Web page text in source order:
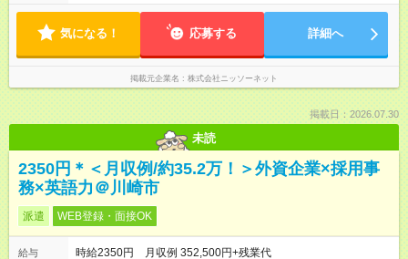
気になる！ 応募する 詳細へ
掲載元企業名 株式会社ニッソーネット
掲載日：2026.07.30
未読
2350円＊＜月収例/約35.2万！＞外資企業×採用事
務×英語力＠川崎市
派遣 WEB登録・面接OK
給与
時給2350円 月収例 352,500円+残業代